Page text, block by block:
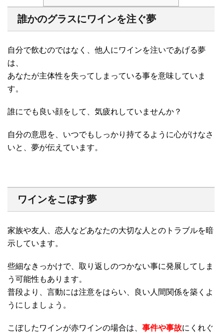
誰かのグラスにワインを注ぐ夢
自分で飲むのではなく、他人にワインを注いであげる夢
は、
あなたが主体性を失ってしまっている事を意味していま
す。
誰にでも良い顔をして、気疲れしていませんか？
自分の意思を、いつでもしっかり持てるように心がけなさ
いと、夢が伝えています。
ワインをこぼす夢
家族や友人、恋人などあなたの大切な人とのトラブルを暗
示しています。
些細なきっかけで、取り返しのつかない事に発展してしま
う可能性もあります。
普段より、言動には注意をはらい、良い人間関係を築くよ
うにしましょう。
こぼしたワインが赤ワインの場合は、 事件や事故にくれぐ